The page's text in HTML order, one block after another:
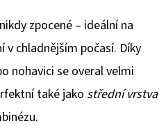
zpocené – ideální na
v chladnějším počasí. Díky
nohavici se overal velmi
také jako střední vrstva